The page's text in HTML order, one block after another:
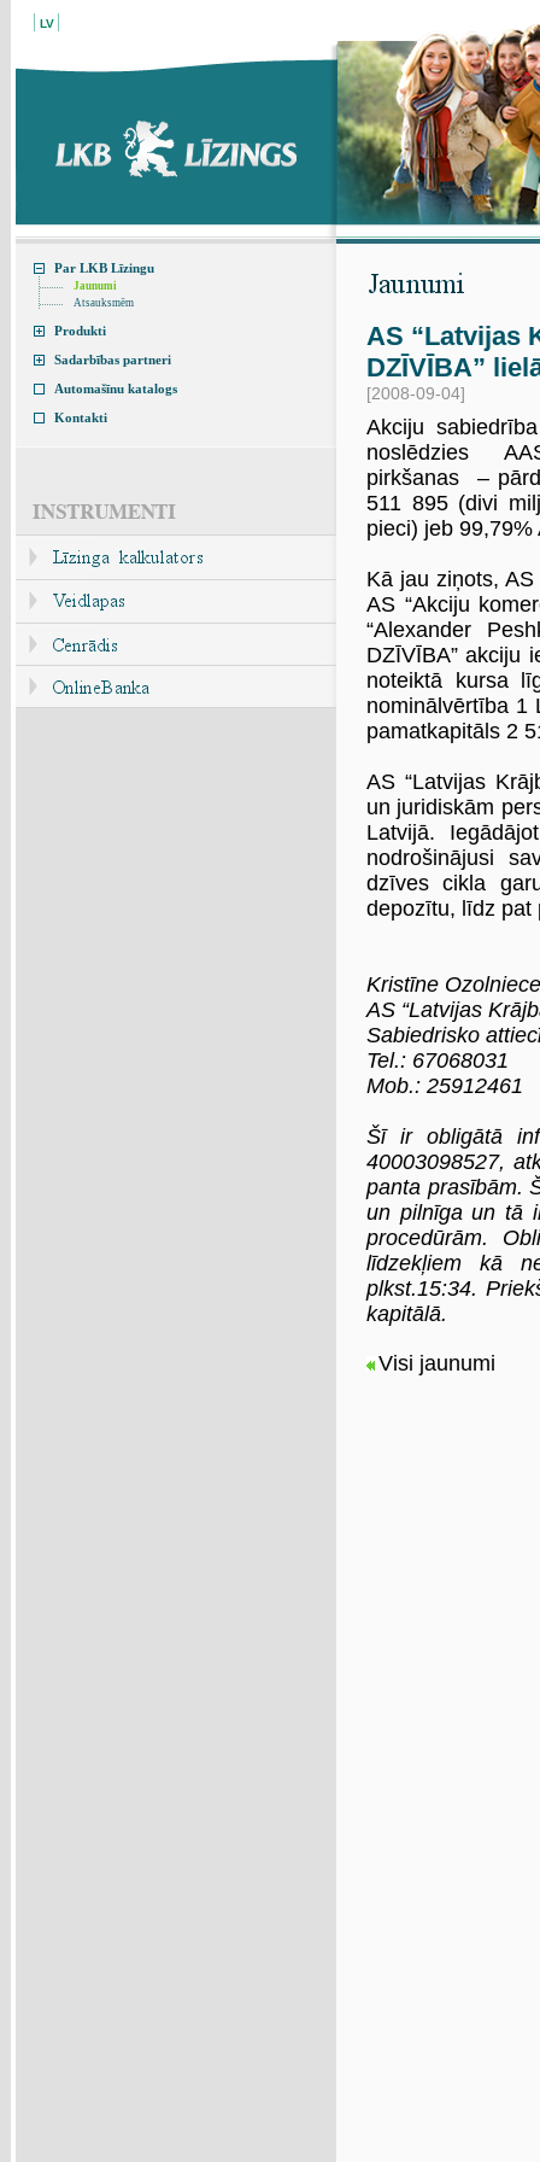
LV
Par LKB Līzingu
Jaunumi
Atsauksmēm
Produkti
Sadarbības partneri
Automašīnu katalogs
Kontakti
AS “Latvijas
DZĪVĪBA”
[2008-09-04]
Akciju
noslēdzies
pirkšanas –
511 895 (divi
pieci) jeb
Kā jau ziņots,
AS “Akciju
“Alexander
DZĪVĪBA”akciju
noteiktā kursa
nominālvērtība 1
pamatkapitāls 2
AS “Latvijas
un juridiskām
Latvijā.
nodrošinājusi
dzīves cikla
depozītu, līdz pat
Kristīne Ozolniece
AS “Latvijas
Sabiedrisko
Tel.: 67068031
Mob.: 25912461
Šī ir obligātā
40003098527,
panta prasībām.
un pilnīga un tā
procedūrām.
līdzekļiem kā
plkst.15:34.
kapitālā.
Visi jaunumi